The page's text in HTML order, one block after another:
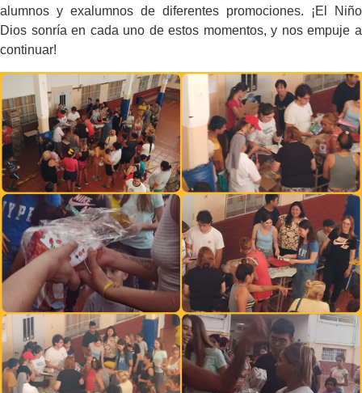
alumnos y exalumnos de diferentes promociones. ¡El Niño
Dios sonría en cada uno de estos momentos, y nos empuje a
continuar!